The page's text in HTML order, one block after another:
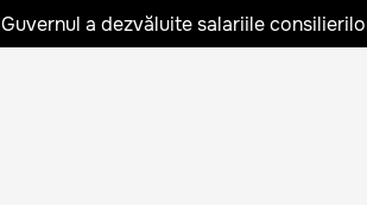
Guvernul a dezvăluite salariile